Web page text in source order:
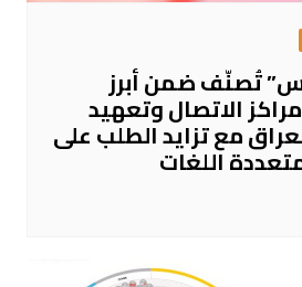
تُصنّف ضمن أبرز
الاتصال وتعهيد
مع تزايد الطلب على
اللغات